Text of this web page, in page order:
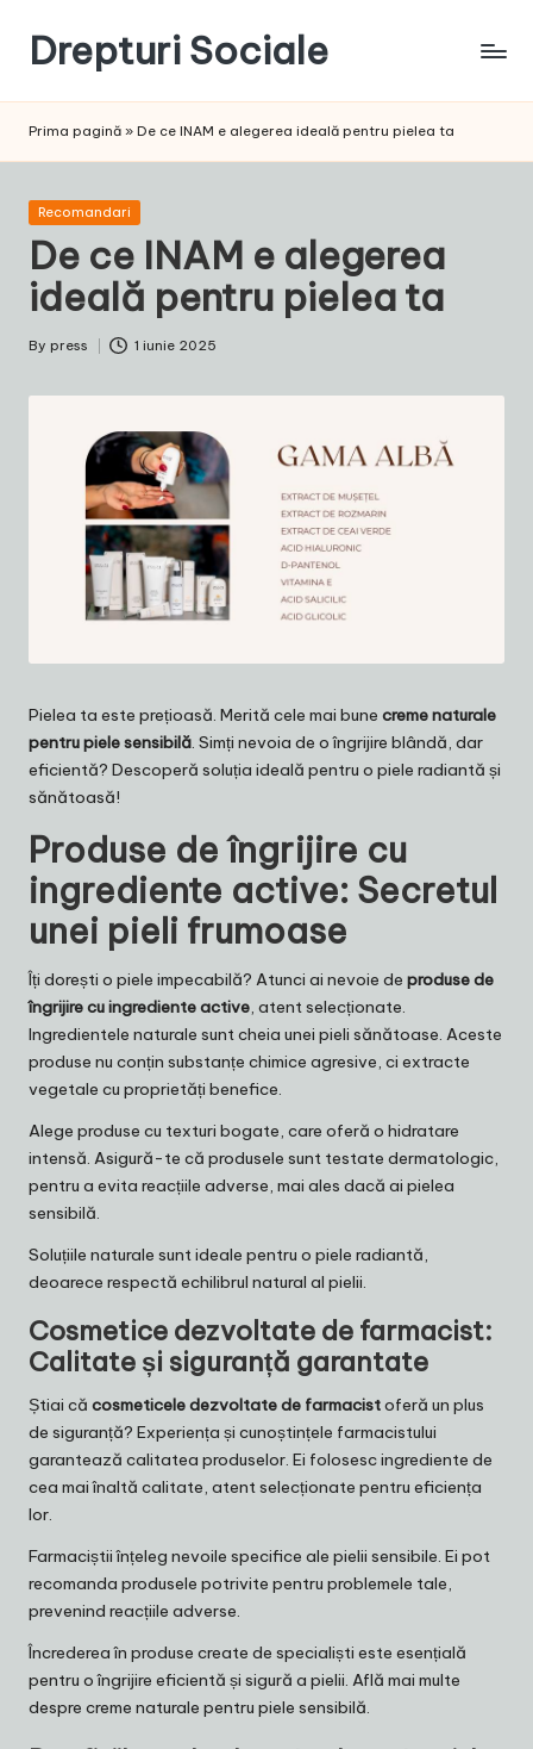
content
Drepturi Sociale
Sociale:
Ta,
Schimbarea
Noastră!
Prima pagină » De ce INAM e alegerea ideală pentru pielea ta
Posted
Recomandari
De ce INAM e alegerea
ideală pentru pielea ta
Posted
By press 1 iunie 2025
Pielea ta este prețioasă. Merită cele mai bune creme naturale
pentru piele sensibilă. Simți nevoia de o îngrijire blândă, dar
eficientă? Descoperă soluția ideală pentru o piele radiantă și
sănătoasă!
Produse de îngrijire cu
ingrediente active: Secretul
unei pieli frumoase
Îți dorești o piele impecabilă? Atunci ai nevoie de produse de
îngrijire cu ingrediente active, atent selecționate.
Ingredientele naturale sunt cheia unei pieli sănătoase. Aceste
produse nu conțin substanțe chimice agresive, ci extracte
vegetale cu proprietăți benefice.
Alege produse cu texturi bogate, care oferă o hidratare
intensă. Asigură-te că produsele sunt testate dermatologic,
pentru a evita reacțiile adverse, mai ales dacă ai pielea
sensibilă.
Soluțiile naturale sunt ideale pentru o piele radiantă,
deoarece respectă echilibrul natural al pielii.
Cosmetice dezvoltate de farmacist:
Calitate și siguranță garantate
Știai că cosmeticele dezvoltate de farmacistoferă un plus
de siguranță? Experiența și cunoștințele farmacistului
garantează calitatea produselor. Ei folosesc ingrediente de
cea mai înaltă calitate, atent selecționate pentru eficiența
lor.
Farmaciștii înțeleg nevoile specifice ale pielii sensibile. Ei pot
recomanda produsele potrivite pentru problemele tale,
prevenind reacțiile adverse.
Încrederea în produse create de specialiști este esențială
pentru o îngrijire eficientă și sigură a pielii. Află mai multe
despre creme naturale pentru piele sensibilă.